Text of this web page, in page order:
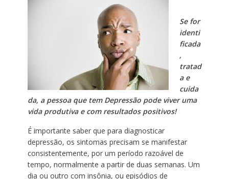
Se for
identi
ficada
,
tratad
a e
cuida
da, a pessoa que tem Depressão pode viver uma
vida produtiva e com resultados positivos!
É importante saber que para diagnosticar
depressão, os sintomas precisam se manifestar
consistentemente, por um período razoável de
tempo, normalmente a partir de duas semanas. Um
dia ou outro com insônia, ou episódios de